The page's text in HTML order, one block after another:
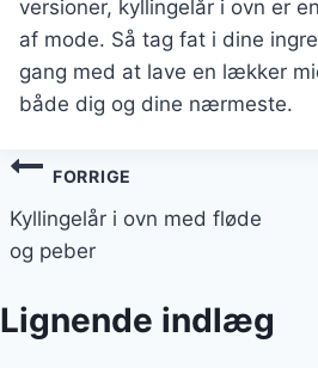
versioner, kyllingelår i ovn er
af mode. Så tag fat i dine
gang med at lave en lækker
både dig og dine nærmeste.
Indlægsnavigation
FORRIGE
Kyllingelår i ovn med fløde
og peber
Lignende indlæg